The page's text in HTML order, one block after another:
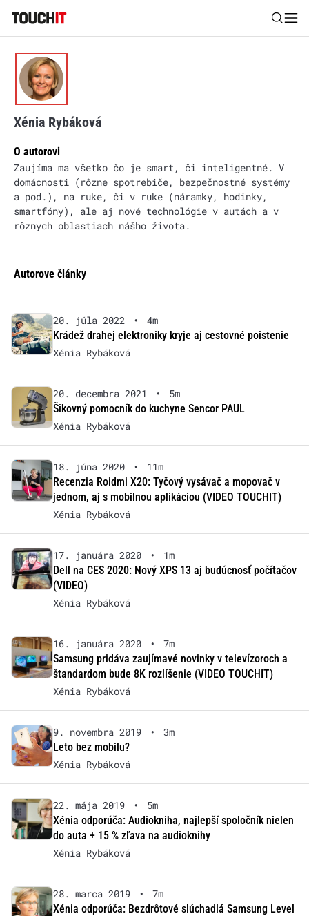
Výsledky vyhľadávania
Zadajte frázu pre vyhľadanie
Xénia Rybáková
O autorovi
Zaujíma ma všetko čo je smart, či inteligentné. V
domácnosti (rôzne spotrebiče, bezpečnostné systémy
a pod.), na ruke, či v ruke (náramky, hodinky,
smartfóny), ale aj nové technológie v autách a v
rôznych oblastiach nášho života.
Autorove články
20. júla 2022 •
4m
Krádež drahej elektroniky kryje aj cestovné poistenie
Xénia Rybáková
20. decembra 2021 •
5m
Šikovný pomocník do kuchyne Sencor PAUL
Xénia Rybáková
18. júna 2020 •
11m
Recenzia Roidmi X20: Tyčový vysávač a mopovač v
jednom, aj s mobilnou aplikáciou (VIDEO TOUCHIT)
Xénia Rybáková
17. januára 2020 •
1m
Dell na CES 2020: Nový XPS 13 aj budúcnosť počítačov
(VIDEO)
Xénia Rybáková
16. januára 2020 •
7m
Samsung pridáva zaujímavé novinky v televízoroch a
štandardom bude 8K rozlíšenie (VIDEO TOUCHIT)
Xénia Rybáková
9. novembra 2019 •
3m
Leto bez mobilu?
Xénia Rybáková
22. mája 2019 •
5m
Xénia odporúča: Audiokniha, najlepší spoločník nielen
do auta + 15 % zľava na audioknihy
Xénia Rybáková
28. marca 2019 •
7m
Xénia odporúča: Bezdrôtové slúchadlá Samsung Level